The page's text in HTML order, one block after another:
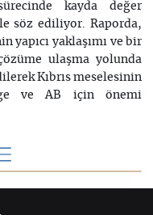
kayda değer
söz ediliyor. Raporda,
yapıcı yaklaşımı ve bir
ulaşma yolunda
Kıbrıs meselesinin
ve AB için önemi